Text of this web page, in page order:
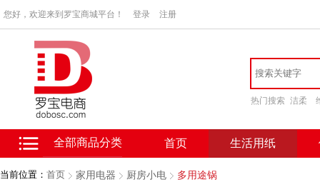
您好，欢迎来到罗宝商城平台！ 登录 注册
热门搜索 洁柔
全部商品分类 首页 生活用纸
当前位置： 首页 家用电器 厨房小电 多用途锅